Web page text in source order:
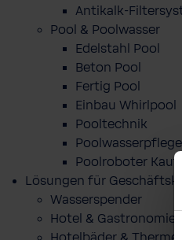
Antikalk-
Pool & Poolwasser
Edelstahl Pool
Beton Pool
Fertig Pool
Einbau Whirlpool
Pooltechnik
Poolwasserpflege
Poolroboter
Lösungen für
Wasserspender
Hotel & Gastronomie